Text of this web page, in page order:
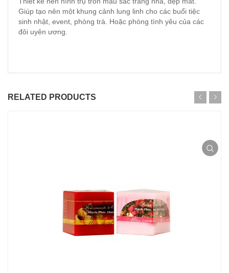
Giúp tạo nên một khung cảnh lung linh cho các buổi tiệc
sinh nhật, event, phòng trà. Hoặc phòng tình yêu của các
đôi uyên ương.
RELATED PRODUCTS